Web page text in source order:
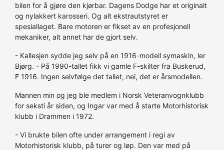
bilen for å gjøre den kjørbar. Dagens Dodge har et originalt
og nylakkert karosseri. Og alt ekstrautstyret er
spesiallaget. Bare motoren er fikset av en profesjonell
mekaniker, alt annet har de gjort selv.
- Kallesjen sydde jeg selv på en 1916-modell symaskin, ler
Bjørg. - På 1990-tallet fikk vi gamle F-skilter fra Buskerud,
F 1916. Ingen selvfølge det tallet, nei, det er årsmodellen.
Mannen min og jeg ble medlem i Norsk Veteranvognklubb
for seksti år siden, og Ingar var med å starte Motorhistorisk
klubb i Drammen i 1972.
- Vi brukte bilen ofte under arrangement i regi av
Motorhistorisk klubb, på turer og løp. Den var med på